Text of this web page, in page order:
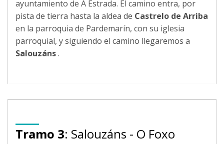
ayuntamiento de A Estrada. El camino entra, por
pista de tierra hasta la aldea de Castrelo de Arriba
en la parroquia de Pardemarín, con su iglesia
parroquial, y siguiendo el camino llegaremos a
Salouzáns.
Tramo 3: Salouzáns - O Foxo